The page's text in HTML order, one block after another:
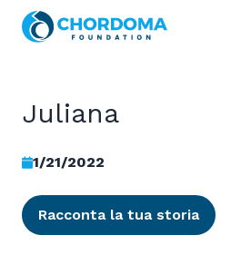
Skip to Main Content
Juliana
1/21/2022
Racconta la tua storia